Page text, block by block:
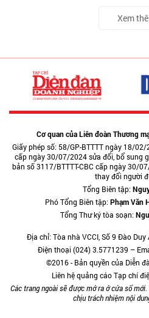
Xem
Cơ quan của Liên đoàn Thương
Giấy phép số: 58/GP-BTTTT ngày 18/
cấp ngày 30/07/2024 sửa đổi, bổ sung
bản số 3117/BTTTT-CBC cấp ngày 30/
thay đổi người
Tổng Biên tập:
Phó Tổng Biên tập:Phạm Văn
Tổng Thư ký tòa soạn:
Địa chỉ: Tòa nhà VCCI, Số 9 Đào
Điện thoại (024) 3.5771239 –
©2016 - Bản quyền của Diễn
Liên hệ quảng cáo Tạp chí
Các trang ngoài sẽ được mở ra ở cửa sổ
chịu trách nhiệm nội